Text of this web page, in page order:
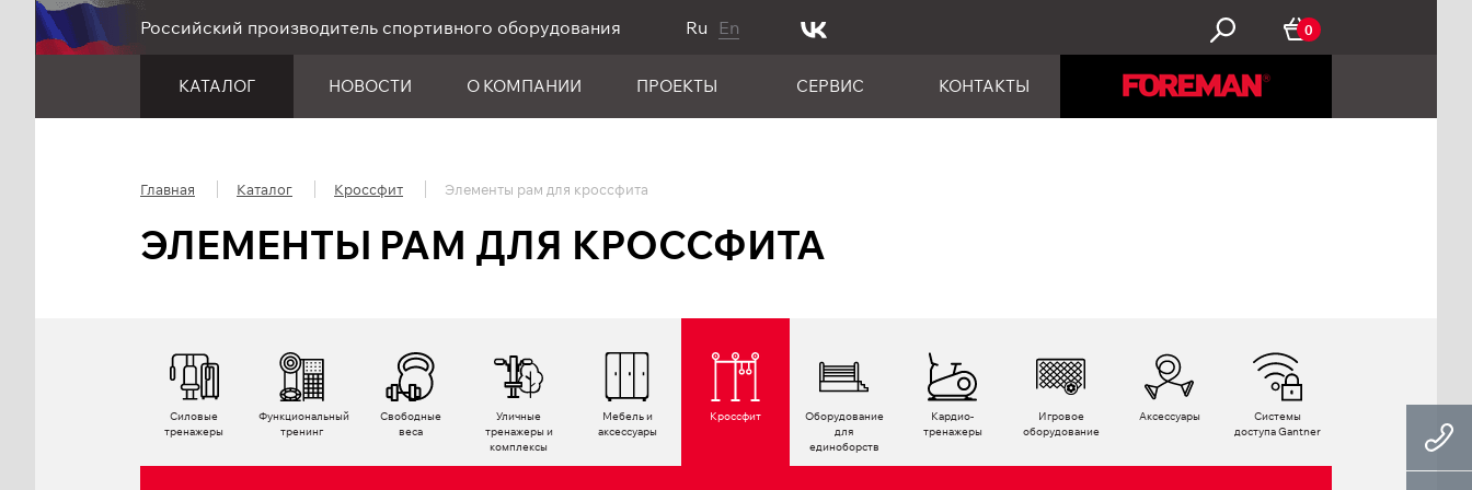
Российский производитель спортивного оборудования Ru En 0
КАТАЛОГ НОВОСТИ О КОМПАНИИ ПРОЕКТЫ СЕРВИС КОНТАКТЫ
Главная Каталог Кроссфит Элементы рам для кроссфита
ЭЛЕМЕНТЫ РАМ ДЛЯ КРОССФИТА
Силовые
тренажеры
Функциональный
тренинг
Свободные
веса
Уличные
тренажеры и
комплексы
Мебель и
аксессуары
Кроссфит
Оборудование
для
единоборств
Кардио­
тренажеры
Игровое
оборудование
Аксессуары
Системы
доступа Gantner